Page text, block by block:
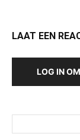
LAAT EEN
LOG IN